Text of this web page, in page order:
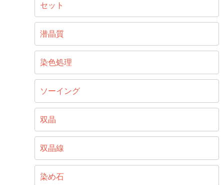
セット
潜晶質
染色処理
ソーイング
双晶
双晶線
染め石